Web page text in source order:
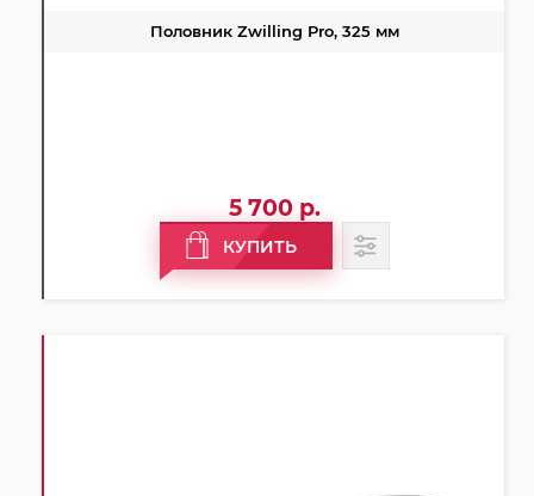
Половник Zwilling Pro, 325 мм
5 700 р.
КУПИТЬ